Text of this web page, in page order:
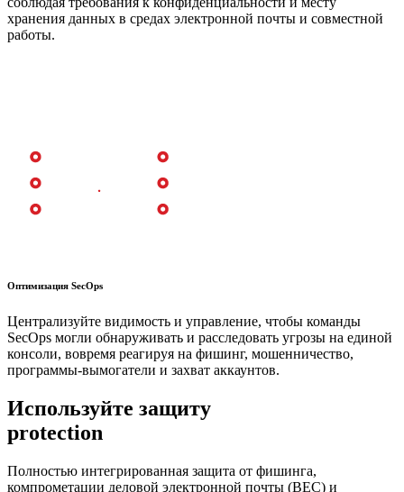
хранения данных в средах электронной почты и совместной
работы.
Оптимизация SecOps
Централизуйте видимость и управление, чтобы команды
SecOps могли обнаруживать и расследовать угрозы на единой
консоли, вовремя реагируя на фишинг, мошенничество,
программы-вымогатели и захват аккаунтов.
Используйте защиту
protection
Полностью интегрированная защита от фишинга,
компрометации деловой электронной почты (BEC) и